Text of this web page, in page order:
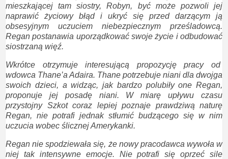
mieszkającej tam siostry, Robyn, być może pozwoli jej
naprawić życiowy błąd i ukryć się przed darzącym ją
obsesyjnym uczuciem niebezpiecznym prześladowcą.
Regan postanawia uporządkować swoje życie i odbudować
siostrzaną więź.
Wkrótce otrzymuje interesującą propozycję pracy od
wdowca Thane’a Adaira. Thane potrzebuje niani dla dwojga
swoich dzieci, a widząc, jak bardzo polubiły one Regan,
proponuje jej posadę niani. W miarę upływu czasu
przystojny Szkot coraz lepiej poznaje prawdziwą naturę
Regan, nie potrafi jednak stłumić budzącego się w nim
uczucia wobec ślicznej Amerykanki.
Regan nie spodziewała się, że nowy pracodawca wywoła w
niej tak intensywne emocje. Nie potrafi się oprzeć sile